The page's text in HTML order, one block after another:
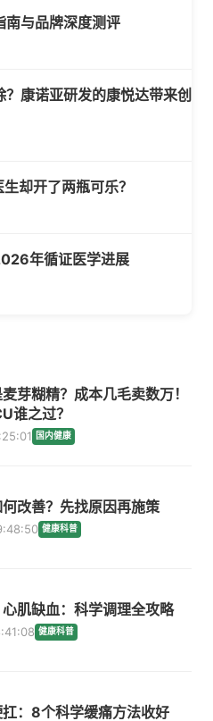
南与品牌深度测评
康诺亚研发的康悦达带来创
却开了两瓶可乐？
年循证医学进展
芽糊精？成本几毛卖数万！
谁之过？
国内健康
改善？先找原因再施策
健康科普
肌缺血：科学调理全攻略
健康科普
：8个科学缓痛方法收好